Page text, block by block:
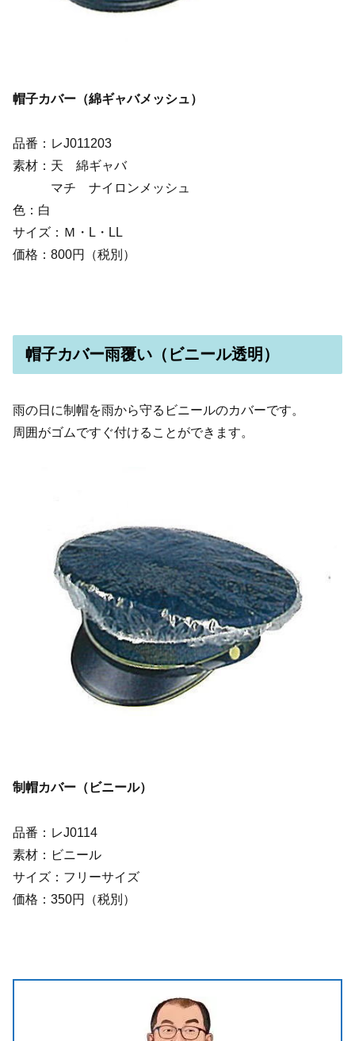
帽子カバー（綿ギャバメッシュ）
品番：レJ011203
素材：天 綿ギャバ
マチ ナイロンメッシュ
色：白
サイズ：Ｍ・L・LL
価格：800円（税別）
帽子カバー雨覆い（ビニール透明）
雨の日に制帽を雨から守るビニールのカバーです。
周囲がゴムですぐ付けることができます。
制帽カバー（ビニール）
品番：レJ0114
素材：ビニール
サイズ：フリーサイズ
価格：350円（税別）